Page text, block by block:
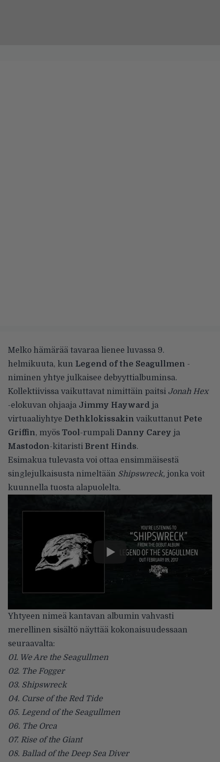
Melko hämärää tavaraa lienee luvassa 9.
helmikuuta, kun Legend of the Seagullmen -
niminen yhtye julkaisee debyyttialbuminsa.
Kollektiivissa vaikuttavat nimittäin paitsi Jonah Hex
-elokuvan ohjaaja Jimmy Hayward ja
virtuaaliyhtye Dethklokissakin vaikuttanut Pete
Griffin, myös Tool-rumpali Danny Carey ja
Mastodon-kitaristi Brent Hinds.
Esimakua tulevasta voi ottaa ensimmäisestä
singlejulkaisusta nimeltään Shipswreck, jonka voit
kuunnella tuosta alapuolelta.
Yhtyeen nimeä kantavan albumin vahvasti
merellinen sisältö näyttää kokonaisuudessaan
seuraavalta:
01. We Are the Seagullmen
02. The Fogger
03. Shipswreck
04. Curse of the Red Tide
05. Legend of the Seagullmen
06. The Orca
07. Rise of the Giant
08. Ballad of the Deep Sea Diver